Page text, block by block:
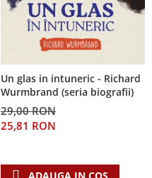
Un glas in intuneric - Richard
Wurmbrand (seria biografii)
29,00 RON
25,81 RON